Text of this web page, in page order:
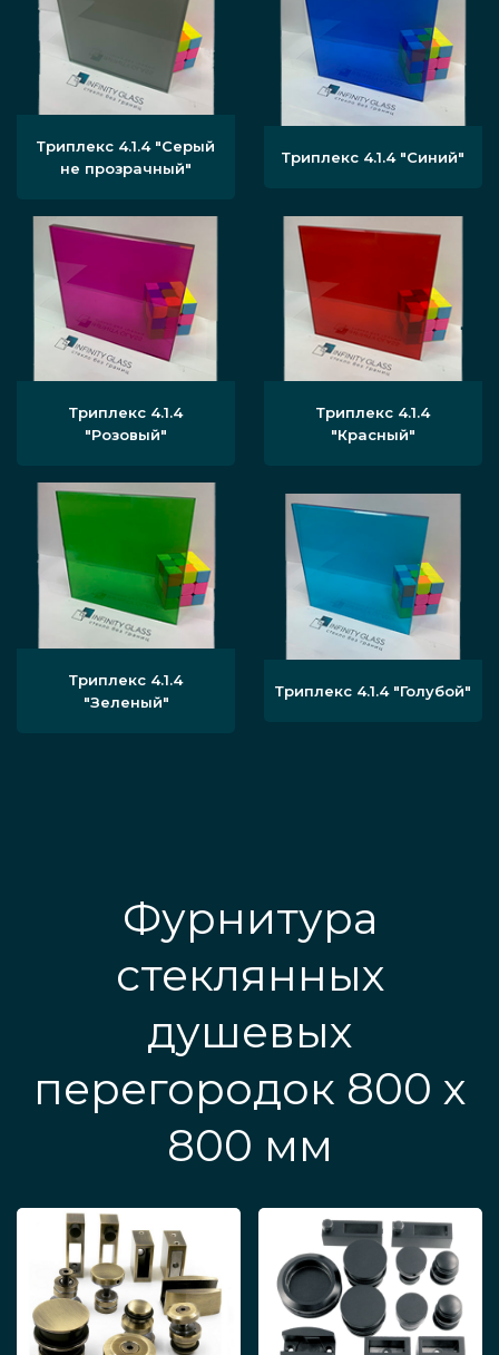
Триплекс 4.1.4 "Серый
не прозрачный"
Триплекс 4.1.4 "Синий"
Триплекс 4.1.4
"Розовый"
Триплекс 4.1.4
"Красный"
Триплекс 4.1.4
"Зеленый"
Триплекс 4.1.4 "Голубой"
Фурнитура
стеклянных
душевых
перегородок 800 x
800 мм